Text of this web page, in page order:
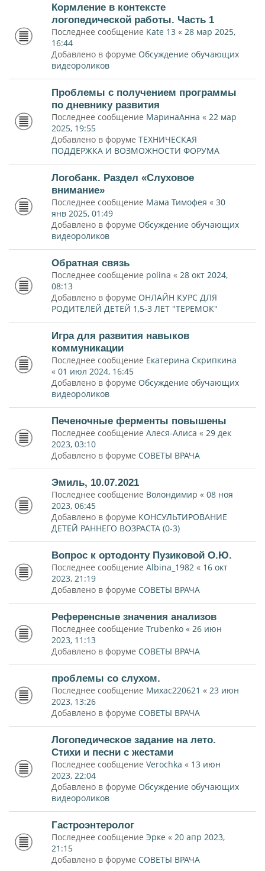
Кормление в контексте
логопедической работы. Часть 1
Последнее сообщение Kate 13 « 28 мар 2025,
16:44
Добавлено в форуме Обсуждение обучающих
видеороликов
Проблемы с получением программы
по дневнику развития
Последнее сообщение МаринаАнна « 22 мар
2025, 19:55
Добавлено в форуме ТЕХНИЧЕСКАЯ
ПОДДЕРЖКА И ВОЗМОЖНОСТИ ФОРУМА
Логобанк. Раздел «Слуховое
внимание»
Последнее сообщение Мама Тимофея « 30
янв 2025, 01:49
Добавлено в форуме Обсуждение обучающих
видеороликов
Обратная связь
Последнее сообщение polina « 28 окт 2024,
08:13
Добавлено в форуме ОНЛАЙН КУРС ДЛЯ
РОДИТЕЛЕЙ ДЕТЕЙ 1,5-3 ЛЕТ "ТЕРЕМОК"
Игра для развития навыков
коммуникации
Последнее сообщение Екатерина Скрипкина
« 01 июл 2024, 16:45
Добавлено в форуме Обсуждение обучающих
видеороликов
Печеночные ферменты повышены
Последнее сообщение Алеся-Алиса « 29 дек
2023, 03:10
Добавлено в форуме СОВЕТЫ ВРАЧА
Эмиль, 10.07.2021
Последнее сообщение Волондимир « 08 ноя
2023, 06:45
Добавлено в форуме КОНСУЛЬТИРОВАНИЕ
ДЕТЕЙ РАННЕГО ВОЗРАСТА (0-3)
Вопрос к ортодонту Пузиковой О.Ю.
Последнее сообщение Albina_1982 « 16 окт
2023, 21:19
Добавлено в форуме СОВЕТЫ ВРАЧА
Референсные значения анализов
Последнее сообщение Trubenko « 26 июн
2023, 11:13
Добавлено в форуме СОВЕТЫ ВРАЧА
проблемы со слухом.
Последнее сообщение Михас220621 « 23 июн
2023, 13:26
Добавлено в форуме СОВЕТЫ ВРАЧА
Логопедическое задание на лето.
Стихи и песни с жестами
Последнее сообщение Verochka « 13 июн
2023, 22:04
Добавлено в форуме Обсуждение обучающих
видеороликов
Гастроэнтеролог
Последнее сообщение Эрке « 20 апр 2023,
21:15
Добавлено в форуме СОВЕТЫ ВРАЧА